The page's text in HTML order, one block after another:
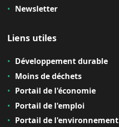
Newsletter
Liens utiles
Développement durable
Moins de déchets
Portail de l'économie
Portail de l'emploi
Portail de l'environnement